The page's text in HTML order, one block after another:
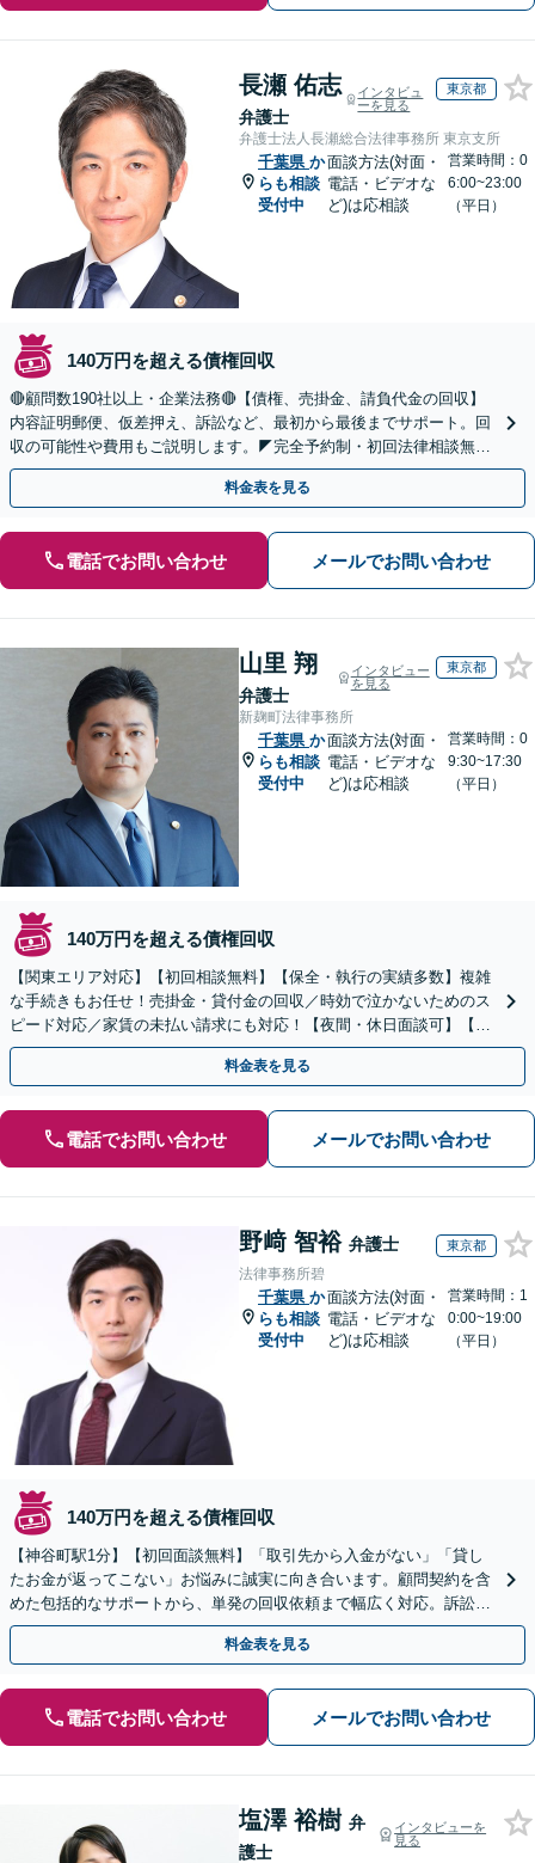
長瀬 佑志
弁護士
インタビュ
ーを見る
東京都
弁護士法人長瀬総合法律事務所 東京支所
千葉県 か
らも相談
受付中
面談方法(対面・
電話・ビデオな
ど)は応相談
営業時間：0
6:00~23:00
（平日）
140万円を超える債権回収
🔴顧問数190社以上・企業法務🔴【債権、売掛金、請負代金の回収】
内容証明郵便、仮差押え、訴訟など、最初から最後までサポート。回
収の可能性や費用もご説明します。◤完全予約制・初回法律相談無料
◢
料金表を見る
電話でお問い合わせ メールでお問い合わせ
山里 翔
弁護士
インタビュー
を見る
東京都
新麹町法律事務所
千葉県 か
らも相談
受付中
面談方法(対面・
電話・ビデオな
ど)は応相談
営業時間：0
9:30~17:30
（平日）
140万円を超える債権回収
【関東エリア対応】【初回相談無料】【保全・執行の実績多数】複雑
な手続きもお任せ！売掛金・貸付金の回収／時効で泣かないためのス
ピード対応／家賃の未払い請求にも対応！【夜間・休日面談可】【完
全個室】
料金表を見る
電話でお問い合わせ メールでお問い合わせ
野﨑 智裕 弁護士 東京都
法律事務所碧
千葉県 か
らも相談
受付中
面談方法(対面・
電話・ビデオな
ど)は応相談
営業時間：1
0:00~19:00
（平日）
140万円を超える債権回収
【神谷町駅1分】【初回面談無料】「取引先から入金がない」「貸し
たお金が返ってこない」お悩みに誠実に向き合います。顧問契約を含
めた包括的なサポートから、単発の回収依頼まで幅広く対応。訴訟や
交渉で、権利を守るために尽力【夜間相談可】
料金表を見る
電話でお問い合わせ メールでお問い合わせ
塩澤 裕樹 弁
護士
インタビューを
見る